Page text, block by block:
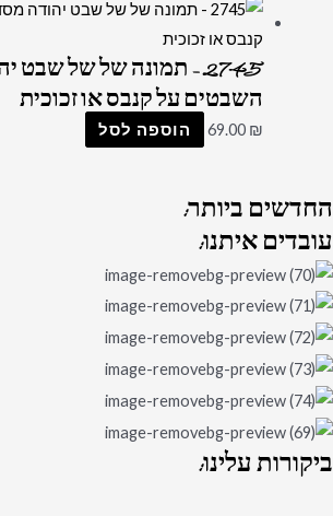
השבטים על קנבס או זכוכית
69.00 ₪ הוספה לסל
החדשיםביותר:
עובדיםאיתנו:
ביקורותעלינו: